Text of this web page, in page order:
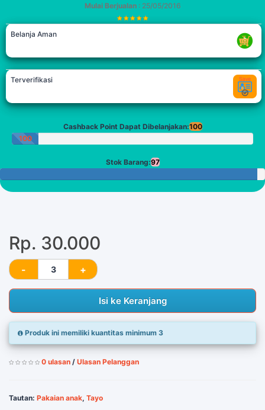
Mulai Berjualan: 25/05/2016
Belanja Aman
Terverifikasi
Cashback Point Dapat Dibelanjakan:100
100
Stok Barang:97
Rp. 30.000
Isi ke Keranjang
Produk ini memiliki kuantitas minimum 3
0 ulasan / Ulasan Pelanggan
Tautan: Pakaian anak, Tayo